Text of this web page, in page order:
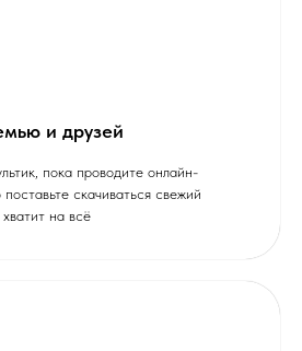
и друзей
пока проводите онлайн-
скачиваться свежий
на всё